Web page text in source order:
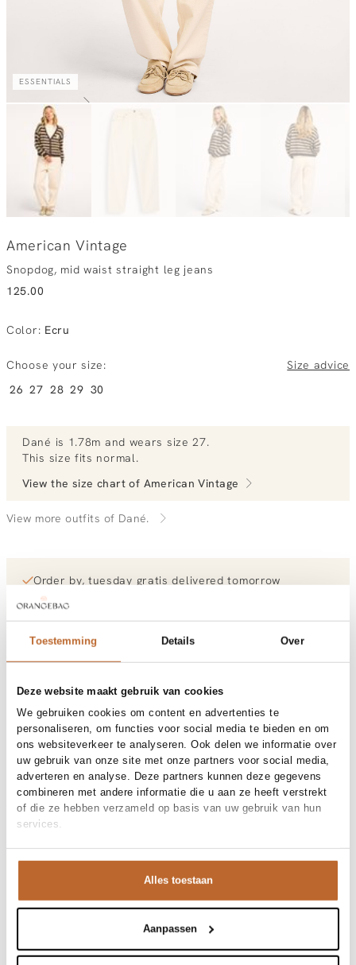
Toestemming Details Over
Deze website maakt gebruik van cookies
We gebruiken cookies om content en advertenties te
personaliseren, om functies voor social media te bieden en om
ons websiteverkeer te analyseren. Ook delen we informatie over
uw gebruik van onze site met onze partners voor social media,
adverteren en analyse. Deze partners kunnen deze gegevens
combineren met andere informatie die u aan ze heeft verstrekt
of die ze hebben verzameld op basis van uw gebruik van hun
services.
Alles toestaan
Aanpassen
ESSENTIALS
American Vintage
Snopdog, mid waist straight leg jeans
125.00
Color: Ecru
Choose your size:
Size advice
26 27 28 29 30
Dané is 1.78m and wears size 27.
This size fits normal .
View the size chart of American Vintage
View more outfits of Dané.
Order by, tuesday gratis delivered tomorrow
Free shipping over €99
30-day returns
Material
Katoen
Cleaning
40°C machine wash
Size and fit
Size advice
This size fits normal
Fit (bottoms)
Straight fit
Waist height
Mid waist
Size model
27
Product details
Brand
American Vintage
Product number brand
SNOP11B
Product name
Variantnummer
Variant name
ECRU
Product number
00020698
Knoopsluiting, Ritsluiting
Pockets
5-pocket
Snopdog, mid waist straight leg jeans
Shipping and Returns
At Orangebag, you get free delivery on orders over €99. All
orders are sent with a track & trace code, so you can always
track your parcel. If you place your order before 9.45 pm on
weekdays, your parcel will be dispatched today!
Questions or need help?
Do you have any questions about our products or need help
Contact us atinfo@orangebag.comor call us on
Shop the look
luxe. Door daar deze gestreepte knit aan toe te voegen,
geef je de look een speelse twist. De zachte kwaliteit